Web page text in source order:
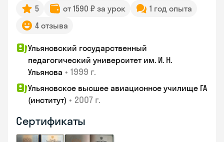
5 от 1590 ₽ за урок
1 год опыта
4 отзыва
Ульяновский государственный
педагогический университет им. И. Н.
Ульянова • 1999 г.
Ульяновское высшее авиационное училище ГА
(институт) • 2007 г.
Сертификаты